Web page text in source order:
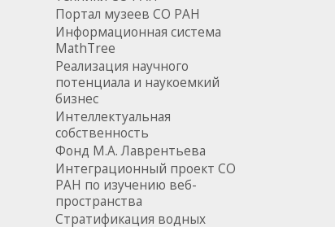
Портал музеев СО РАН
Информационная система
MathTree
Реализация научного
потенциала и наукоемкий
бизнес
Интеллектуальная
собственность
Фонд М.А. Лаврентьева
Интеграционный проект СО
РАН по изучению веб-
пространства
Стратификация водных